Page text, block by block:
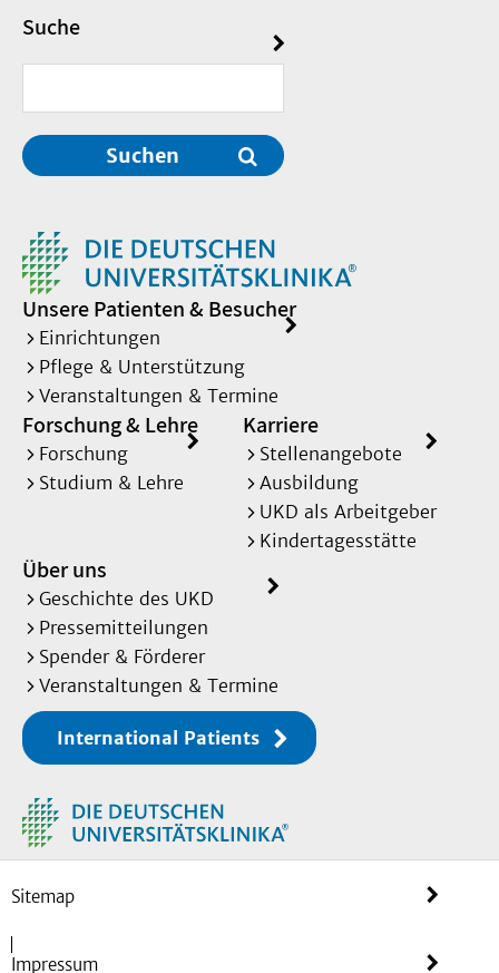
Suche
Suchen
Unsere Patienten & Besucher
Einrichtungen
Pflege & Unterstützung
Veranstaltungen & Termine
Forschung & Lehre
Forschung
Studium & Lehre
Karriere
Stellenangebote
Ausbildung
UKD als Arbeitgeber
Kindertagesstätte
Über uns
Geschichte des UKD
Pressemitteilungen
Spender & Förderer
Veranstaltungen & Termine
International Patients
Sitemap
Impressum